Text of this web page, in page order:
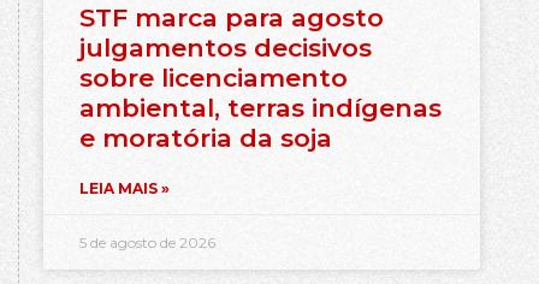
STF marca para agosto
julgamentos decisivos
sobre licenciamento
ambiental, terras indígenas
e moratória da soja
LEIA MAIS »
5 de agosto de 2026